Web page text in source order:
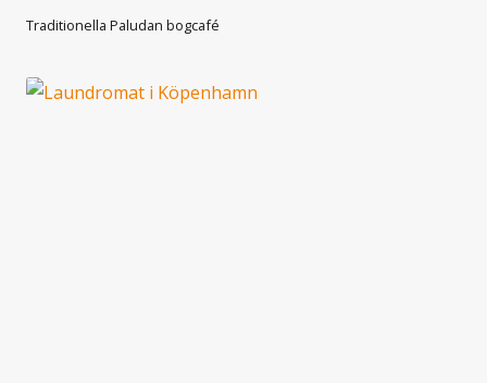
Traditionella Paludan bogcafé